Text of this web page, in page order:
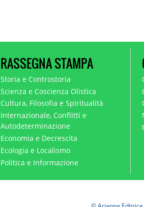
RASSEGNA STAMPA
Storia e Controstoria
Scienza e Coscienza Olistica
Cultura, Filosofia e Spiritualità
Internazionale, Conflitti e
Autodeterminazione
Economia e Decrescita
Ecologia e Localismo
Politica e Informazione